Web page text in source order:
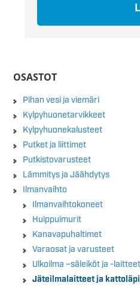
OSASTOT
Pihan vesi ja viemäri
Kylpyhuonetarvikkeet
Kylpyhuonekalusteet
Putket ja liittimet
Putkistovarusteet
Lämmitys ja Jäähdytys
Ilmanvaihto
Ilmanvaihtokoneet
Huippuimurit
Kanavapuhaltimet
Varaosat ja varusteet
Ulkoilma –säleiköt ja -laitteet
Jäteilmalaitteet ja